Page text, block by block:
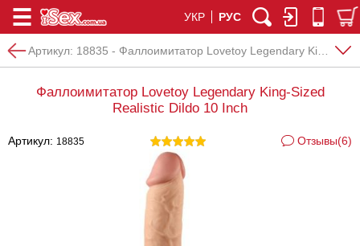
УКР РУС
Артикул: 18835 - Фаллоимитатор Lovetoy Legendary King-Sized Realistic Dildo 10 Inch
Фаллоимитатор Lovetoy Legendary King-Sized
Realistic Dildo 10 Inch
Артикул: 18835 Отзывы(6)